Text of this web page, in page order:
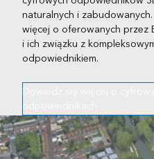
naturalnych i
więcej o oferowanych przez
i ich związku z
odpowiednikiem.
Dowiedz się więcej o